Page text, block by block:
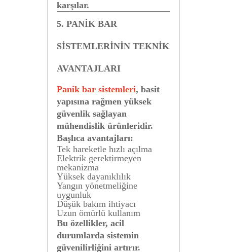
karşılar.
5. PANİK BAR
SİSTEMLERİNİN TEKNİK
AVANTAJLARI
Panik bar sistemleri, basit
yapısına rağmen yüksek
güvenlik sağlayan
mühendislik ürünleridir.
Başlıca avantajları:
Tek hareketle hızlı açılma
Elektrik gerektirmeyen
mekanizma
Yüksek dayanıklılık
Yangın yönetmeliğine
uygunluk
Düşük bakım ihtiyacı
Uzun ömürlü kullanım
Bu özellikler, acil
durumlarda sistemin
güvenilirliğini artırır.